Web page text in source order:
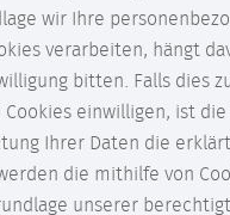
wir Ihre
verarbeiten, hängt
bitten. Falls dies
Cookies einwilligen, ist
Ihrer Daten die
die mithilfe von
unserer